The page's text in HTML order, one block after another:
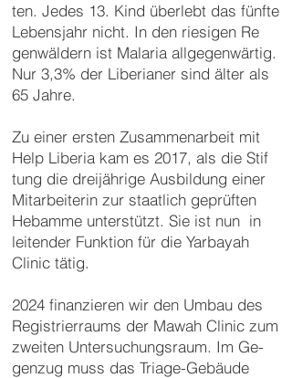
ten. Jedes 13. Kind überlebt das fünfte
Lebensjahr nicht. In den riesigen Re
genwäldern ist Malaria allgegenwärtig.
Nur 3,3% der Liberianer sind älter als
65 Jahre.
Zu einer ersten Zusammenarbeit mit
Help Liberia kam es 2017, als die Stif
tung die dreijährige Ausbildung einer
Mitarbeiterin zur staatlich ge­prüften
Hebamme unterstützt. Sie ist nun in
leitender Funktion für die Yarbayah
Clinic tätig.
2024 finanzieren wir den Umbau des
Registrierraums der Mawah Clinic zum
zweiten Untersuchungsraum. Im Ge­
genzug muss das Triage-Gebäude